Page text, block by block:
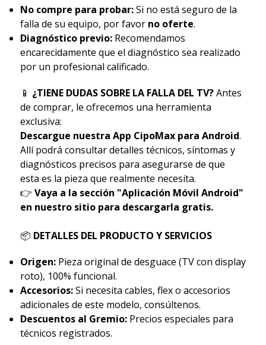
No compre para probar:Si no está seguro de la
falla de su equipo, por favor no oferte.
Diagnóstico previo:Recomendamos
encarecidamente que el diagnóstico sea realizado
por un profesional calificado.
📱 ¿TIENE DUDAS SOBRE LA FALLA DEL TV?Antes
de comprar, le ofrecemos una herramienta
exclusiva:
Descargue nuestra App CipoMax para Android.
Allí podrá consultar detalles técnicos, síntomas y
diagnósticos precisos para asegurarse de que
esta es la pieza que realmente necesita.
👉 Vaya a la sección "Aplicación Móvil Android"
en nuestro sitio para descargarla gratis.
📦 DETALLES DEL PRODUCTO Y SERVICIOS
Origen:Pieza original de desguace (TV con display
roto), 100% funcional.
Accesorios:Si necesita cables, flex o accesorios
adicionales de este modelo, consúltenos.
Descuentos al Gremio:Precios especiales para
técnicos registrados.